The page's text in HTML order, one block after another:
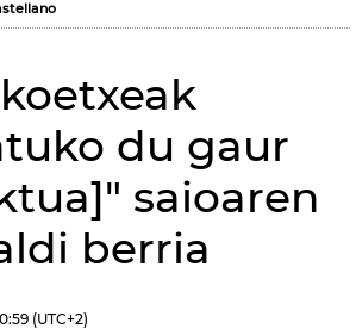
du gaur
saioaren
berria
(UTC+2)